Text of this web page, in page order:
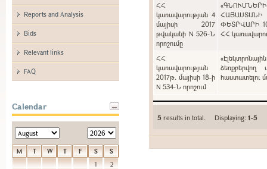
Reports and Analysis
Bids
Relevant links
FAQ
Calendar
M T W T F S
S
1
2
ՀՀ
կառավարության 4
մայիսի 2017
թվականի N 526-Ն
որոշումը
ՓԵՏՐՎԱՐԻ
ՀՀ
ՀՀ
կառավարության
2017թ. մայիսի 18-ի
N 534-Ն որոշում
ձեռքբերվող
հաստատելու
5 results in total. Displaying:1-5